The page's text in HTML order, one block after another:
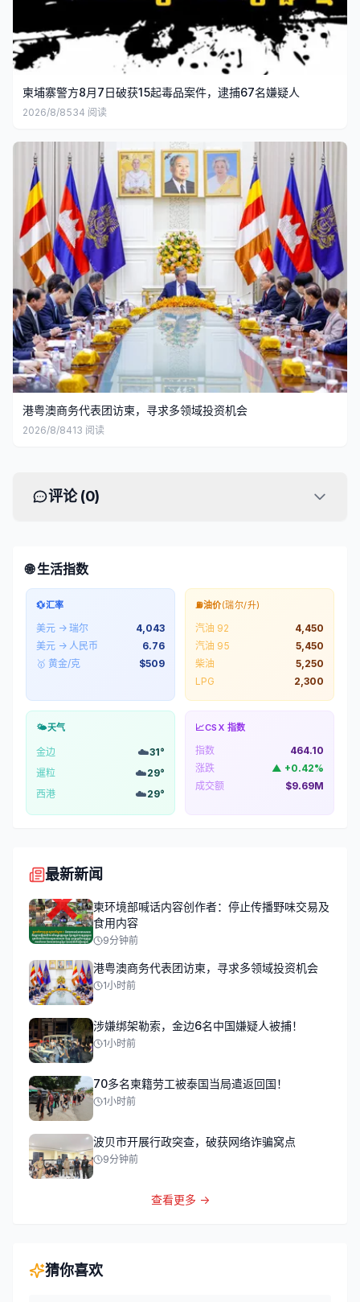
柬埔寨警方8月7日破获15起毒品案件，逮捕67名嫌疑人
2026/8/8534 阅读
港粤澳商务代表团访柬，寻求多领域投资机会
2026/8/8413 阅读
评论 (0)
🌐 生活指数
💱汇率
美元 → 瑞尔
4,043
美元 → 人民币
6.76
🥇 黄金/克
$509
⛽油价(瑞尔/升)
汽油 92
4,450
汽油 95
5,450
柴油
5,250
LPG
2,300
🌤️天气
金边 ☁️31°
暹粒
☁️29°
西港
☁️29°
📈CSX 指数
指数
464.10
涨跌
▲ +0.42%
成交额
$9.69M
最新新闻
柬环境部喊话内容创作者：停止传播野味交易及
食用内容
9分钟前
港粤澳商务代表团访柬，寻求多领域投资机会
1小时前
涉嫌绑架勒索，金边6名中国嫌疑人被捕！
1小时前
70多名柬籍劳工被泰国当局遣返回国！
1小时前
波贝市开展行政突查，破获网络诈骗窝点
9分钟前
查看更多 →
猜你喜欢